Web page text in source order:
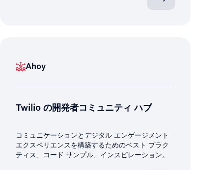
Ahoy
Twilio の開発者コミュニティ ハブ
コミュニケーションとデジタル エンゲージメント
エクスペリエンスを構築するためのベスト プラク
ティス、コード サンプル、インスピレーション。